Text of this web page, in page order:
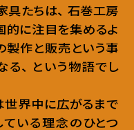
具たちは、 石巻工房
的に注目を集めるよ
製作と販売という事
る、
という物語でし
界中に広がるまで
いる理念のひとつ